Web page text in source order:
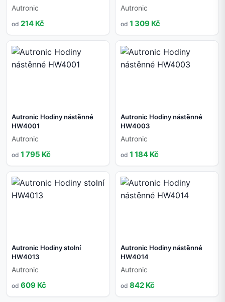
Autronic
od 214 Kč
Autronic
od 1 309 Kč
Autronic Hodiny nástěnné
HW4001
Autronic
od 1 795 Kč
Autronic Hodiny nástěnné
HW4003
Autronic
od 1 184 Kč
Autronic Hodiny stolní
HW4013
Autronic
od 609 Kč
Autronic Hodiny nástěnné
HW4014
Autronic
od 842 Kč